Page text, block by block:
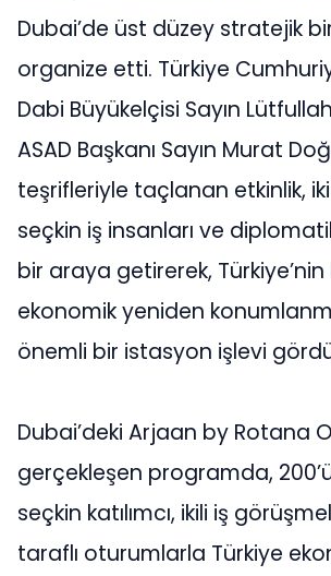
Dubai’de üst düzey stratejik
organize etti. Türkiye
Dabi Büyükelçisi Sayın
ASAD Başkanı Sayın Murat
teşrifleriyle taçlanan etkinlik,
seçkin iş insanları ve
bir araya getirerek, Türkiye’nin
ekonomik yeniden
önemli bir istasyon işlevi
Dubai’deki Arjaan by Rotana
gerçekleşen programda,
seçkin katılımcı, ikili iş
taraflı oturumlarla Türkiye